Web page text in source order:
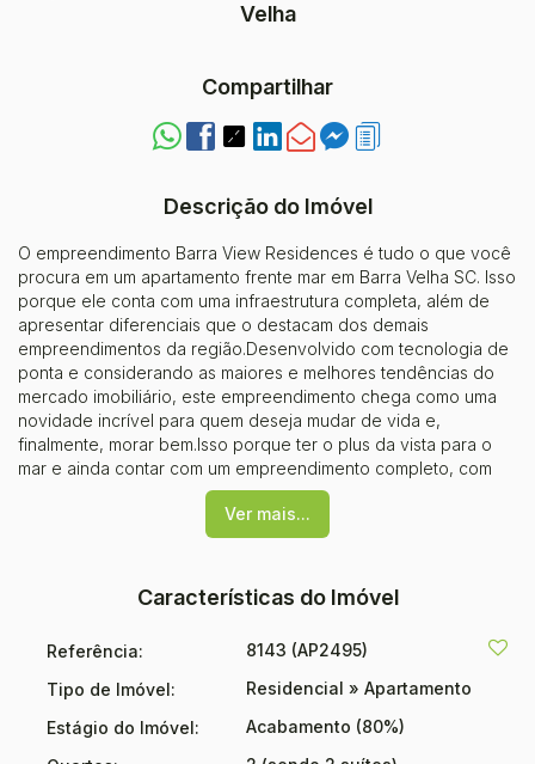
Velha
Compartilhar
Descrição do Imóvel
O empreendimento Barra View Residences é tudo o que você
procura em um apartamento frente mar em Barra Velha SC. Isso
porque ele conta com uma infraestrutura completa, além de
apresentar diferenciais que o destacam dos demais
empreendimentos da região.Desenvolvido com tecnologia de
ponta e considerando as maiores e melhores tendências do
mercado imobiliário, este empreendimento chega como uma
novidade incrível para quem deseja mudar de vida e,
finalmente, morar bem.Isso porque ter o plus da vista para o
mar e ainda contar com um empreendimento completo, com
áreas comuns para lazer, descanso e praticidade, é algo que
não se encontra todos os dias. Conheça um pouco mais do
Barra View Residences e descubra uma nova forma de usufruir
Ver mais...
Características do Imóvel
Referência: 8143 (AP2495)
Tipo de Imóvel:
Residencial » Apartamento
Estágio do Imóvel:
Acabamento (80%)